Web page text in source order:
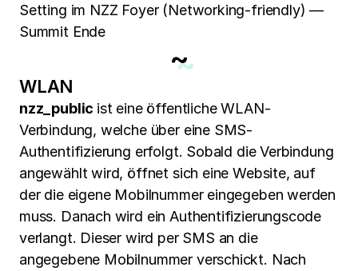
Setting im NZZ Foyer (Networking-friendly) —
Summit Ende
~
WLAN
nzz_public ist eine öffentliche WLAN-
Verbindung, welche über eine SMS-
Authentifizierung erfolgt. Sobald die Verbindung
angewählt wird, öffnet sich eine Website, auf
der die eigene Mobilnummer eingegeben werden
muss. Danach wird ein Authentifizierungscode
verlangt. Dieser wird per SMS an die
angegebene Mobilnummer verschickt. Nach